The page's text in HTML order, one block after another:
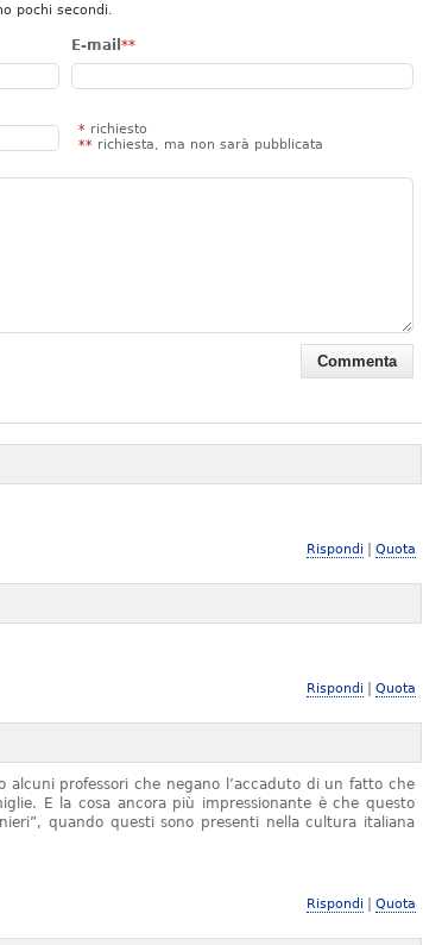
pochi secondi.
E-mail **
* richiesto
** richiesta, ma non sarà pubblicata
Rispondi Quota
Rispondi Quota
alcuni professori che negano l’accaduto di un fatto che
E la cosa ancora più impressionante è che questo
quando questi sono presenti nella cultura italiana
Rispondi Quota